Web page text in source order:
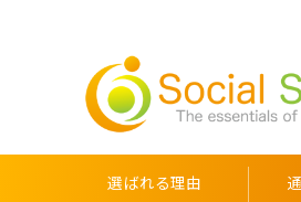
選ばれる理由